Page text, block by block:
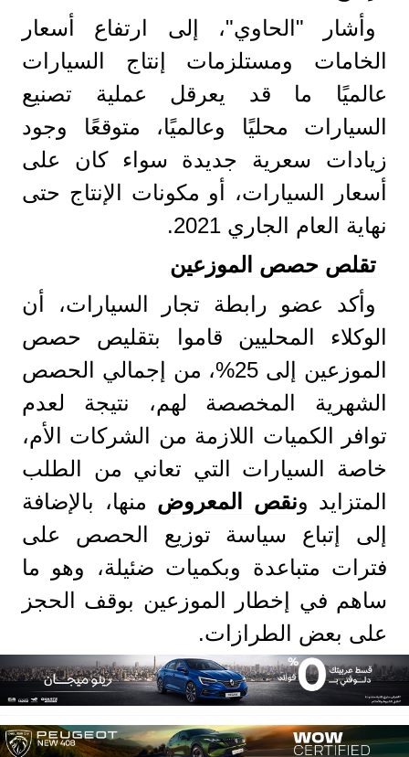
وأشار "الحاوي"، إلى ارتفاع أسعار
الخامات ومستلزمات إنتاج السيارات
عالميًا ما قد يعرقل عملية تصنيع
السيارات محليًا وعالميًا، متوقعًا وجود
زيادات سعرية جديدة سواء كان على
أسعار السيارات، أو مكونات الإنتاج حتى
نهاية العام الجاري 2021.
تقلص حصص الموزعين
وأكد عضو رابطة تجار السيارات، أن
الوكلاء المحليين قاموا بتقليص حصص
الموزعين إلى 25%، من إجمالي الحصص
الشهرية المخصصة لهم، نتيجة لعدم
توافر الكميات اللازمة من الشركات الأم،
خاصة السيارات التي تعاني من الطلب
المتزايد ونقص المعروض منها، بالإضافة
إلى إتباع سياسة توزيع الحصص على
فترات متباعدة وبكميات ضئيلة، وهو ما
ساهم في إخطار الموزعين بوقف الحجز
على بعض الطرازات.